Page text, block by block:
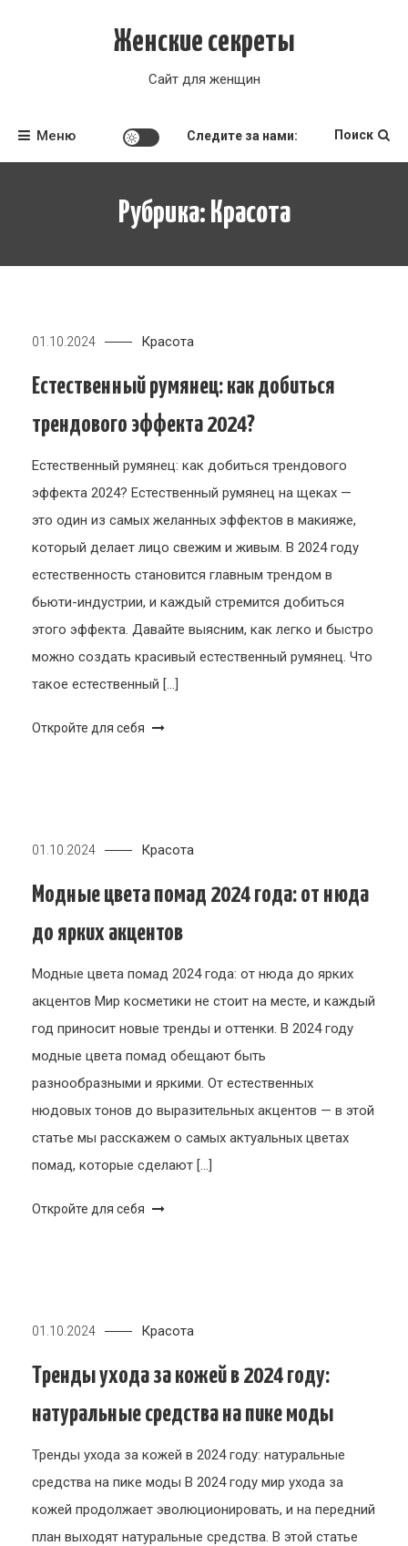
Женские секреты
Сайт для женщин
Меню Следите за нами: Поиск
Рубрика: Красота
01.10.2024 Красота
Естественный румянец: как добиться
трендового эффекта 2024?
Естественный румянец: как добиться трендового
эффекта 2024? Естественный румянец на щеках —
это один из самых желанных эффектов в макияже,
который делает лицо свежим и живым. В 2024 году
естественность становится главным трендом в
бьюти-индустрии, и каждый стремится добиться
этого эффекта. Давайте выясним, как легко и быстро
можно создать красивый естественный румянец. Что
такое естественный […]
Откройте для себя
01.10.2024 Красота
Модные цвета помад 2024 года: от нюда
до ярких акцентов
Модные цвета помад 2024 года: от нюда до ярких
акцентов Мир косметики не стоит на месте, и каждый
год приносит новые тренды и оттенки. В 2024 году
модные цвета помад обещают быть
разнообразными и яркими. От естественных
нюдовых тонов до выразительных акцентов — в этой
статье мы расскажем о самых актуальных цветах
помад, которые сделают […]
Откройте для себя
01.10.2024 Красота
Тренды ухода за кожей в 2024 году:
натуральные средства на пике моды
Тренды ухода за кожей в 2024 году: натуральные
средства на пике моды В 2024 году мир ухода за
кожей продолжает эволюционировать, и на передний
план выходят натуральные средства. В этой статье